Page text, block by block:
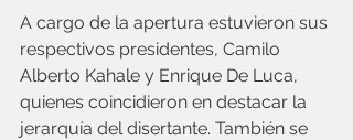
A cargo de la apertura estuvieron sus
respectivos presidentes, Camilo
Alberto Kahale y Enrique De Luca,
quienes coincidieron en destacar la
jerarquía del disertante. También se